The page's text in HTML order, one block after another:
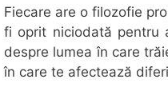
Fiecare are o filozofie
fi oprit niciodată pentru
despre lumea în care
în care te afectează